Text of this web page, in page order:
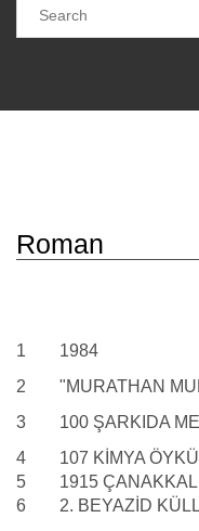
Roman
1
1984
2
"MURATHAN
3
100 ŞARKIDA
4
107 KİMYA
5
1915
6
2. BEYAZİD